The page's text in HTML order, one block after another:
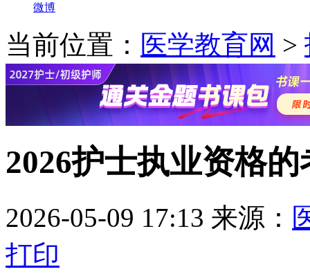
微博
当前位置： 医学教育网 >
2026护士执业资格
2026-05-09 17:13 来源：
打印